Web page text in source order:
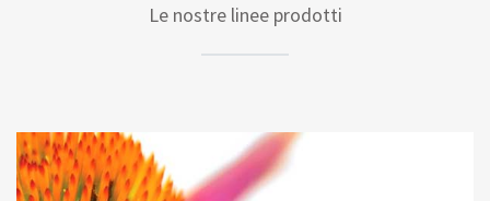
Le nostre linee prodotti